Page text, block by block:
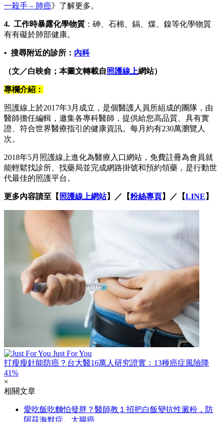
一殺手 – 肺癌》了解更多。
4. 工作時暴露化學物質 ：砷、石棉、鎘、煤、鎳等化學物質
有有礙於肺部健康。
• 搜尋附近的診所： 內科
（文／白映俞； 本圖文轉載自照護線上網站）
專欄介紹：
照護線上於2017年3月成立，是個醫護人員所組成的團隊，由
醫師擔任編輯，邀集各專科醫師，提供給您高品質、具有實
證、符合世界醫療指引的健康資訊。每月約有230萬瀏覽人
次。
2018年5月照護線上進化為醫療入口網站，免費註冊為會員就
能輕鬆找診所、找藥局並完成網路掛號和預約領藥，是行動世
代最佳的照護平台。
更多內容請至【照護線上網站】／【粉絲專頁】／【LINE 】
Just For You
打瘦瘦針能防癌？台大醫16萬人研究證實：13種癌症風險降
41%
×
相關文章
愛吃飯吃麵怕發胖？醫師教１招把白飯變抗性澱粉，防
阿茲海默症、大腸癌